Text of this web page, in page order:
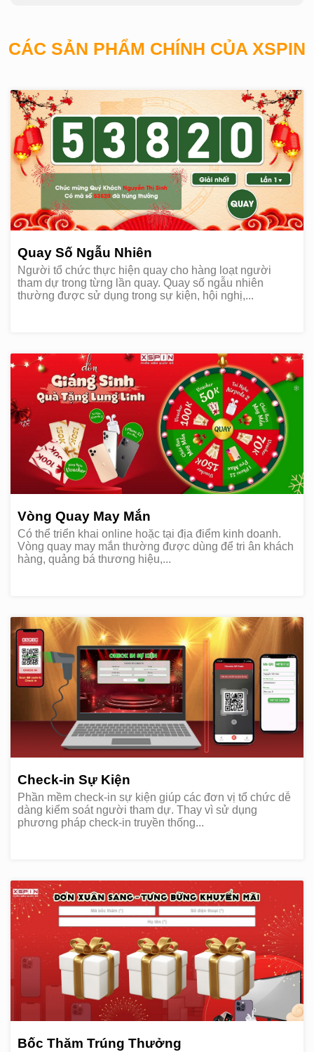
CÁC SẢN PHẨM CHÍNH CỦA XSPIN
Quay Số Ngẫu Nhiên
Người tổ chức thực hiện quay cho hàng loạt người
tham dự trong từng lần quay. Quay số ngẫu nhiên
thường được sử dụng trong sự kiện, hội nghị,...
Vòng Quay May Mắn
Có thể triển khai online hoặc tại địa điểm kinh doanh.
Vòng quay may mắn thường được dùng để tri ân khách
hàng, quảng bá thương hiệu,...
Check-in Sự Kiện
Phần mềm check-in sự kiện giúp các đơn vị tổ chức dễ
dàng kiểm soát người tham dự. Thay vì sử dụng
phương pháp check-in truyền thống...
Bốc Thăm Trúng Thưởng